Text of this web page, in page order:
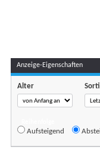
Anzeige-Eigenschaften
Alter
Aufsteigend